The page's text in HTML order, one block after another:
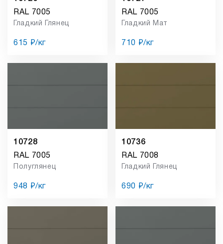
RAL 7005
Гладкий Глянец
615 ₽/кг
RAL 7005
Гладкий Мат
710 ₽/кг
10728
RAL 7005
Полуглянец
948 ₽/кг
10736
RAL 7008
Гладкий Глянец
690 ₽/кг